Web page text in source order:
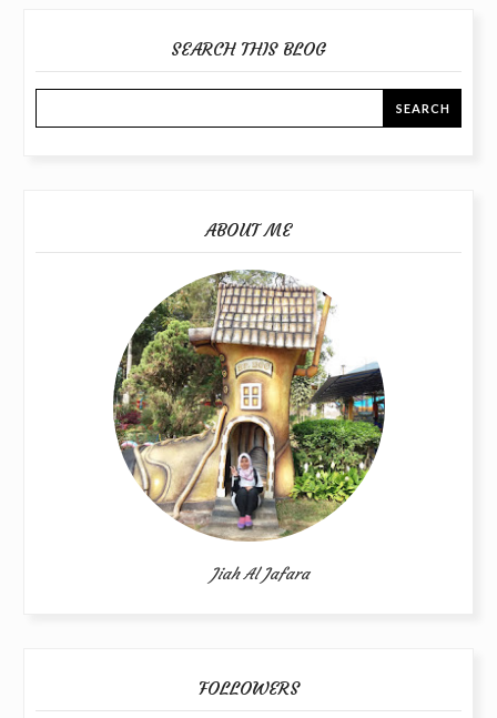
SEARCH THIS BLOG
ABOUT ME
Jiah Al Jafara
FOLLOWERS